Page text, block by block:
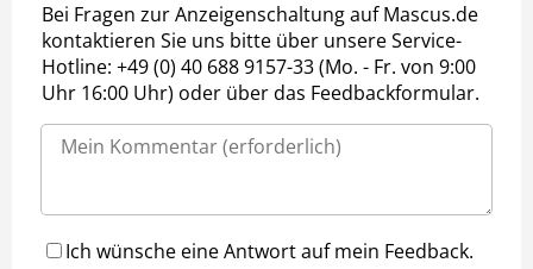
Bei Fragen zur Anzeigenschaltung auf Mascus.de
kontaktieren Sie uns bitte über unsere Service-
Hotline: +49 (0) 40 688 9157-33 (Mo. - Fr. von 9:00
Uhr 16:00 Uhr) oder über das Feedbackformular.
Ich wünsche eine Antwort auf mein Feedback.